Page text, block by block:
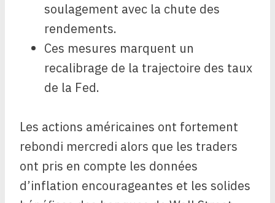
soulagement avec la chute des
rendements.
Ces mesures marquent un
recalibrage de la trajectoire des taux
de la Fed.
Les actions américaines ont fortement
rebondi mercredi alors que les traders
ont pris en compte les données
d’inflation encourageantes et les solides